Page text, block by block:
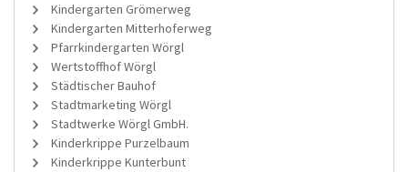
Kindergarten Grömerweg
Kindergarten Mitterhoferweg
Pfarrkindergarten Wörgl
Wertstoffhof Wörgl
Städtischer Bauhof
Stadtmarketing Wörgl
Stadtwerke Wörgl GmbH.
Kinderkrippe Purzelbaum
Kinderkrippe Kunterbunt